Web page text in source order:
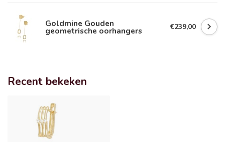
Goldmine Gouden
geometrische oorhangers €239,00
Recent bekeken